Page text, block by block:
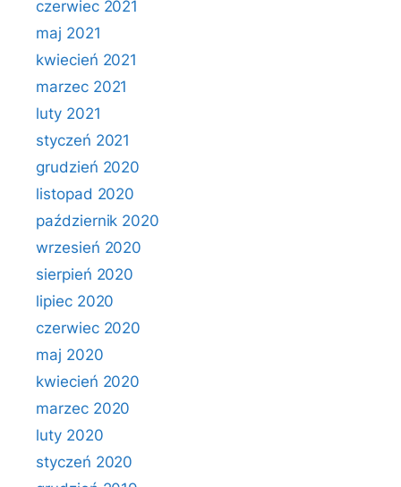
czerwiec 2021
maj 2021
kwiecień 2021
marzec 2021
luty 2021
styczeń 2021
grudzień 2020
listopad 2020
październik 2020
wrzesień 2020
sierpień 2020
lipiec 2020
czerwiec 2020
maj 2020
kwiecień 2020
marzec 2020
luty 2020
styczeń 2020